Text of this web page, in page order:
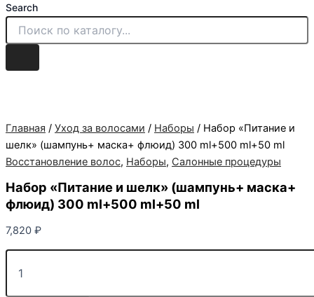
Search
Главная / Уход за волосами / Наборы / Набор «Питание и
шелк» (шампунь+ маска+ флюид) 300 ml+500 ml+50 ml
Восстановление волос, Наборы, Салонные процедуры
Набор «Питание и шелк» (шампунь+ маска+
флюид) 300 ml+500 ml+50 ml
7,820 ₽